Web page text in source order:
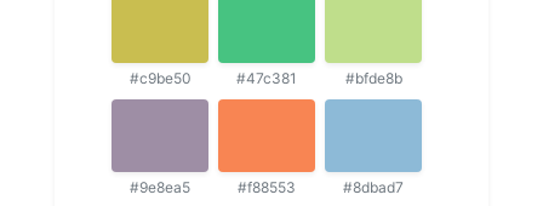
#c9be50 #47c381 #bfde8b
#9e8ea5 #f88553 #8dbad7